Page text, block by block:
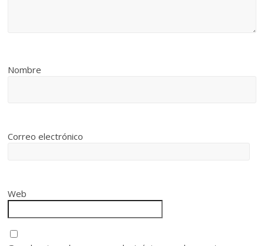
Nombre
Correo electrónico
Web